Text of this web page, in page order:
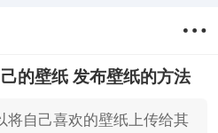
的壁纸 发布壁纸的方法
将自己喜欢的壁纸上传给其